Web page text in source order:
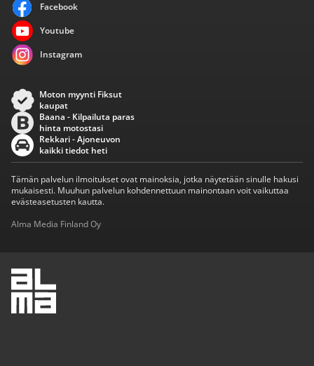
Facebook
Youtube
Instagram
Moton myynti Fiksut
kaupat
Baana - Kilpailuta paras
hinta motostasi
Rekkari - Ajoneuvon
kaikki tiedot heti
Tämän palvelun ilmoitukset ovat mainoksia, jotka näytetään sinulle hakusi
mukaisesti. Muuhun palvelun kohdennettuun mainontaan voit vaikuttaa
evästeasetusten kautta.
Alma Media Finland Oy